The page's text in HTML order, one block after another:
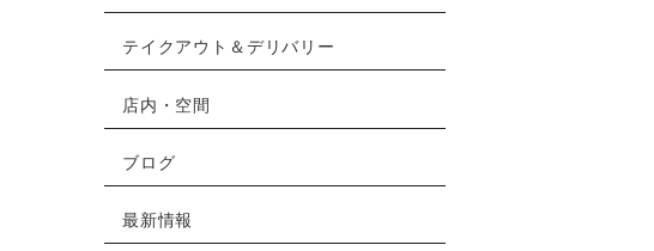
テイクアウト＆デリバリー
店内・空間
ブログ
最新情報